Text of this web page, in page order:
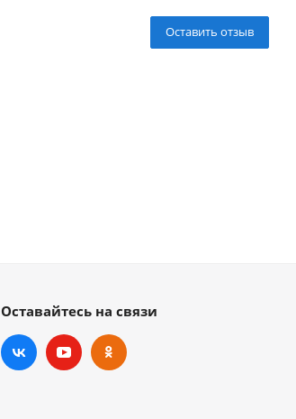
Оставить отзыв
Оставайтесь на связи